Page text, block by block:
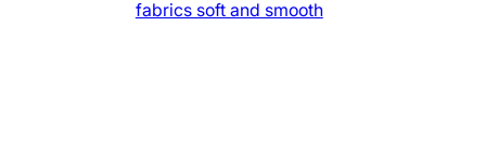
fabrics soft and smooth